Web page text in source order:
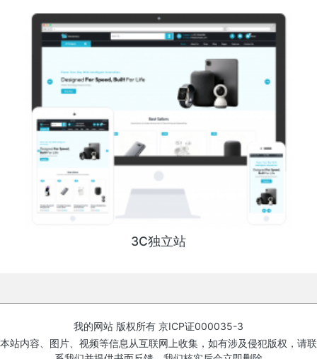
3C独立站
我的网站 版权所有 京ICP证000035-3
本站内容、图片、视频等信息从互联网上收集，如有涉及侵犯版权，请联